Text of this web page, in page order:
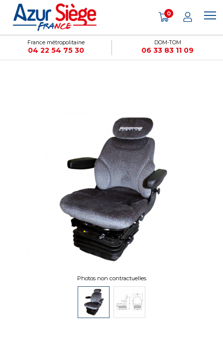
France métropolitaine
04 22 54 75 30
DOM-TOM
06 33 83 11 09
0
Photos non contractuelles
Panneau de gestion des cookies